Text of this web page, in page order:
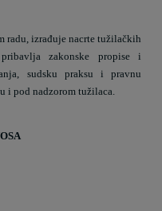
radu, izrađuje nacrte tužilačkih
zakonske propise i
sudsku praksu i pravnu
i pod nadzorom tužilaca.